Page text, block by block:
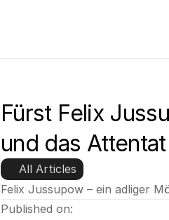
Fürst Felix
und das
All Articles
Felix Jussupow – ein adliger
Published on: